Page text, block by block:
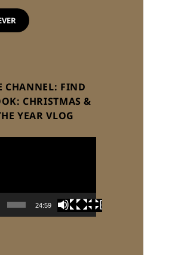
CHANNEL: FIND
CHRISTMAS &
YEAR VLOG
24:59